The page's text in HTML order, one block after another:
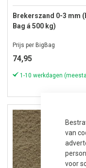
van
voor
Brekerszand 0-3 mm
Bag á 500 kg)
Prijs per BigBag
74,95